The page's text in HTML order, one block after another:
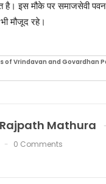
है। इस मौके पर समाजसेवी
मौजूद रहे।
of Vrindavan and Govardhan
Rajpath Mathura
0 Comments